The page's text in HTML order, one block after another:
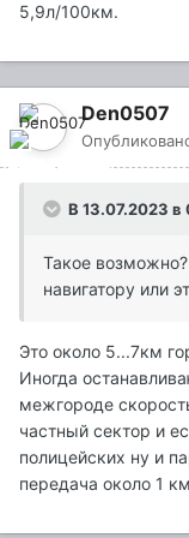
5,9л/100км.
Den0507
В 13.07.2023 в
Такое
навигатору или
Это около 5...7км
Иногда
межгороде
частный сектор и
полицейских ну и
передача около 1 км